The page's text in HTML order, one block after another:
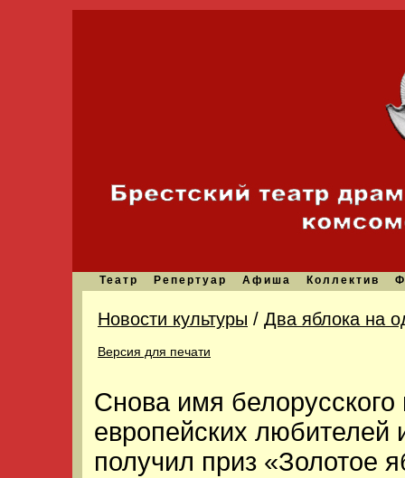
Театр Репертуар Афиша Коллектив
Новости культуры / Два яблока на
Версия для печати
Снова имя
европейских любителей
получил приз «Золотое